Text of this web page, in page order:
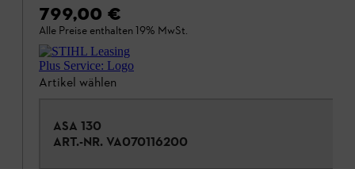
799,00 €
Alle Preise enthalten 19% MwSt.
Artikel wählen
ASA 130
ART.-NR. VA070116200